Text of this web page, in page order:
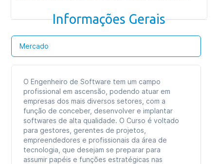
Informações Gerais
Mercado
O Engenheiro de Software tem um campo
profissional em ascensão, podendo atuar em
empresas dos mais diversos setores, com a
função de conceber, desenvolver e implantar
softwares de alta qualidade. O Curso é voltado
para gestores, gerentes de projetos,
empreendedores e profissionais da área de
tecnologia, que desejam se preparar para
assumir papéis e funções estratégicas nas